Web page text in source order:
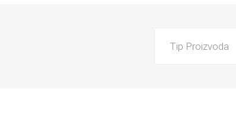
Tip Proizvoda